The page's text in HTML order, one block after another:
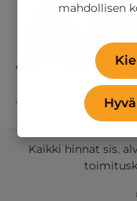
Tai
Kaikki hinnat sis.
mahdollisen